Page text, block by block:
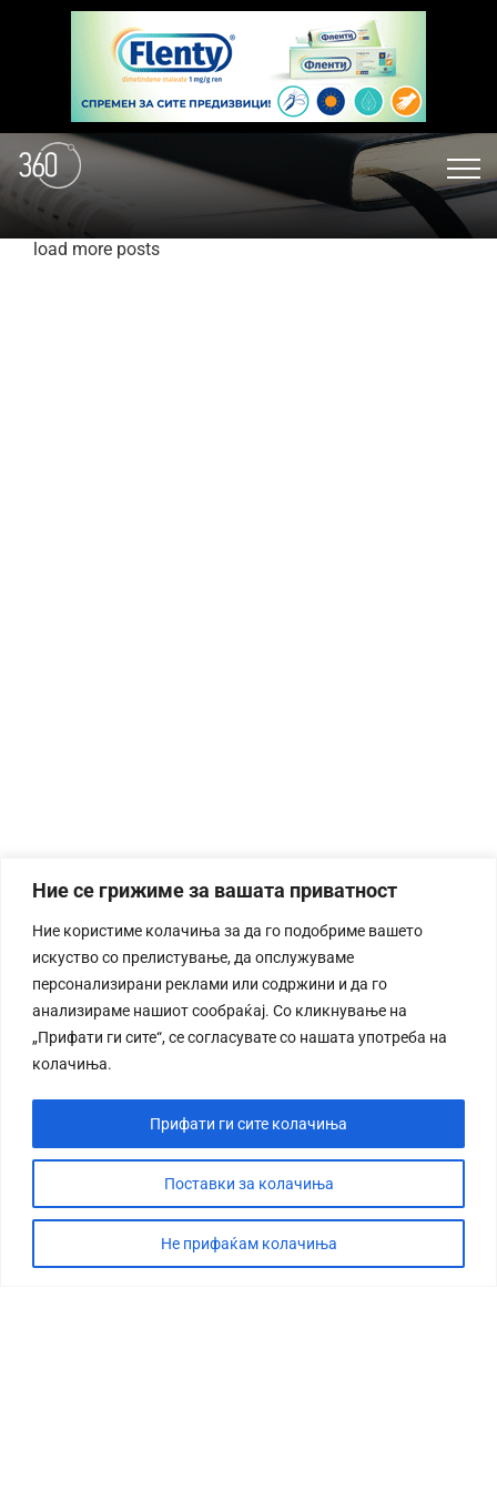
Ние се грижиме за вашата приватност
Ние користиме колачиња за да го подобриме вашето
искуство со прелистување, да опслужуваме
персонализирани реклами или содржини и да го
анализираме нашиот сообраќај. Со кликнување на
„Прифати ги сите“, се согласувате со нашата употреба на
колачиња.
Поставки за колачиња
Не прифаќам колачиња
Прифати ги сите колачиња
load more posts
СТОРИЈА
ДЕБАТА